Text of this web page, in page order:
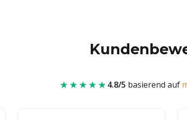
★★★★★4.8/5 basierend auf